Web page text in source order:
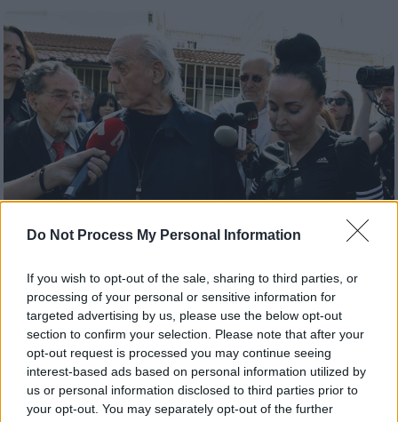
Do Not Process My Personal Information
If you wish to opt-out of the sale, sharing to third parties, or
processing of your personal or sensitive information for
targeted advertising by us, please use the below opt-out
section to confirm your selection. Please note that after your
opt-out request is processed you may continue seeing
interest-based ads based on personal information utilized by
us or personal information disclosed to third parties prior to
your opt-out. You may separately opt-out of the further
Ελλάδα 27.08.2021 13:58
Ο γάμος του Άκη Τσοχατζόπουλου με τη
Βίκυ Σταμάτη και η πολυτελής τελετή
στο Παρίσι